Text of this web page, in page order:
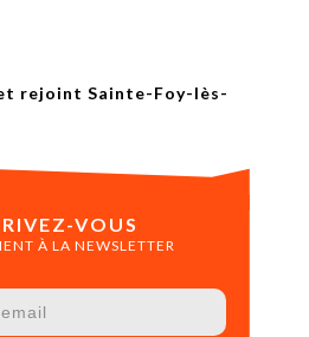
rejoint Sainte-Foy-lès-
VOUS
À LA NEWSLETTER